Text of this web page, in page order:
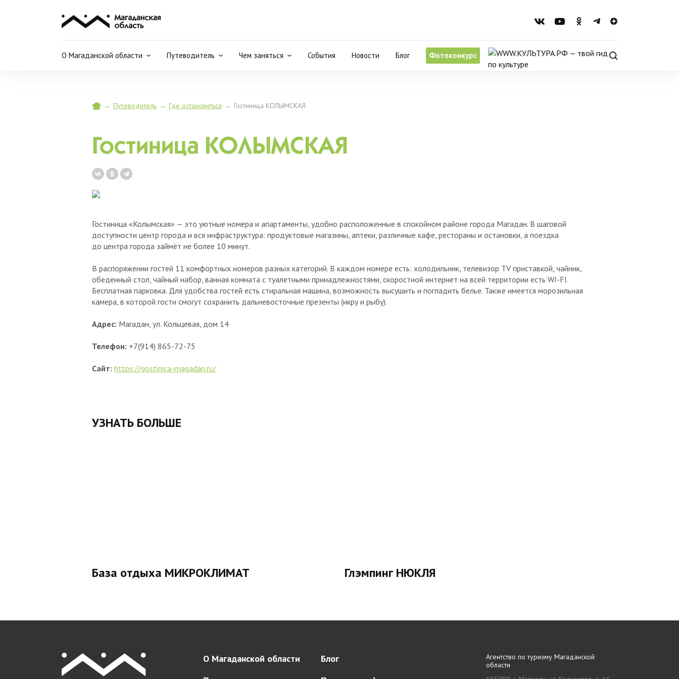
О Магаданской области Путеводитель Чем заняться События Новости Блог Фотоконкурс
→ Путеводитель → Где остановиться → Гостиница КОЛЫМСКАЯ
Гостиница КОЛЫМСКАЯ
Гостиница «Колымская» — это уютные номера и апартаменты, удобно расположенные в спокойном районе города Магадан. В шаговой
доступности центр города и вся инфраструктура: продуктовые магазины, аптеки, различные кафе, рестораны и остановки, а поездка
до центра города займёт не более 10 минут.
В распоряжении гостей 11 комфортных номеров разных категорий. В каждом номере есть: холодильник, телевизор TV приставкой, чайник,
обеденный стол, чайный набор, ванная комната с туалетными принадлежностями, скоростной интернет на всей территории есть WI-FI.
Бесплатная парковка. Для удобства гостей есть стиральная машина, возможность высушить и погладить белье. Также имеется морозильная
камера, в которой гости смогут сохранить дальневосточные презенты (икру и рыбу).
Адрес: Магадан, ул. Кольцевая, дом 14
Телефон: +7(914) 865-72-75
Сайт: https://gostinica-magadan.ru/
УЗНАТЬ БОЛЬШЕ
База отдыха МИКРОКЛИМАТ Глэмпинг НЮКЛЯ
О Магаданской области
Блог
Агентство по туризму Магаданской
области